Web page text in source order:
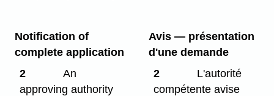
Notification of
complete application
2
An
approving authority
Avis — présentation
d'une demande
2
L'autorité
compétente avise